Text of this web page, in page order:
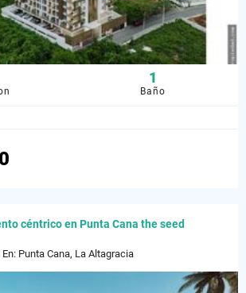
1
Baño
céntrico en Punta Cana the seed
En: Punta Cana, La Altagracia